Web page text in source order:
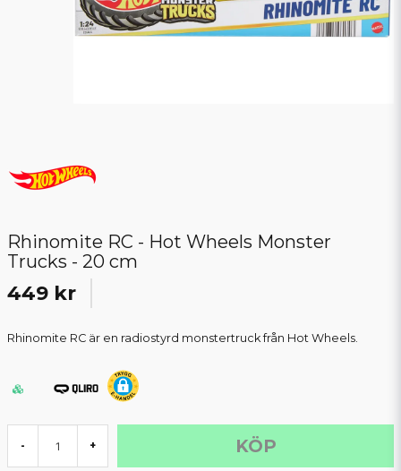
Rhinomite RC - Hot Wheels Monster
Trucks - 20 cm
449 kr
Rhinomite RC är en radiostyrd monstertruck från Hot Wheels.
- + KÖP